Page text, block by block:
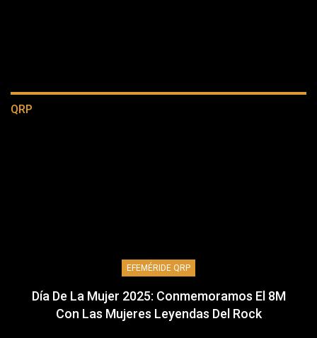
QRP
EFEMÉRIDE QRP
Día De La Mujer 2025: Conmemoramos El 8M
Con Las Mujeres Leyendas Del Rock